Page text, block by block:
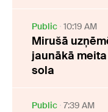
Public 10:19 AM
Mirušā
jaunākā
sola
Public 7:39 AM